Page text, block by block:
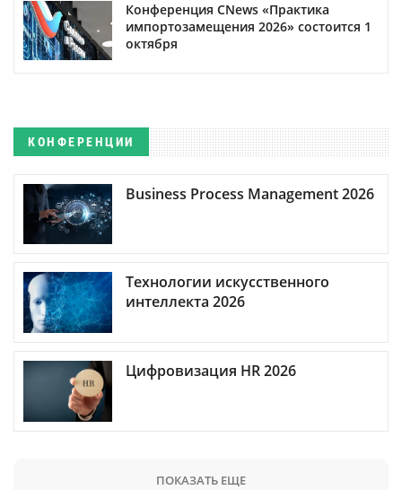
Конференция CNews «Практика
импортозамещения 2026» состоится 1
октября
КОНФЕРЕНЦИИ
Business Process Management 2026
Технологии искусственного
интеллекта 2026
Цифровизация HR 2026
ПОКАЗАТЬ ЕЩЕ